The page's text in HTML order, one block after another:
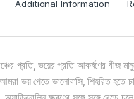
Additional Information
প্রতি‚ ভয়ের প্রতি আকর্ষণের বীজ
ভয় পেতে ভালোবাসি‚ শিহরিত হতে